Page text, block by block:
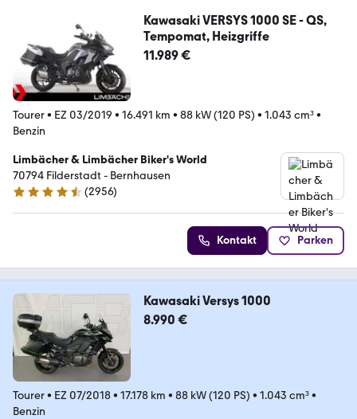
Kawasaki VERSYS 1000 SE - QS,
Tempomat, Heizgriffe
11.989 €
Tourer• EZ 03/2019 • 16.491 km • 88 kW (120 PS) • 1.043 cm³•
Benzin
Limbächer & Limbächer Biker's World
70794 Filderstadt - Bernhausen
4.7 Sterne
(2956)
Kontakt Parken
Kawasaki Versys 1000
8.990 €
Tourer• EZ 07/2018• 17.178 km • 88 kW (120 PS) • 1.043 cm³•
Benzin